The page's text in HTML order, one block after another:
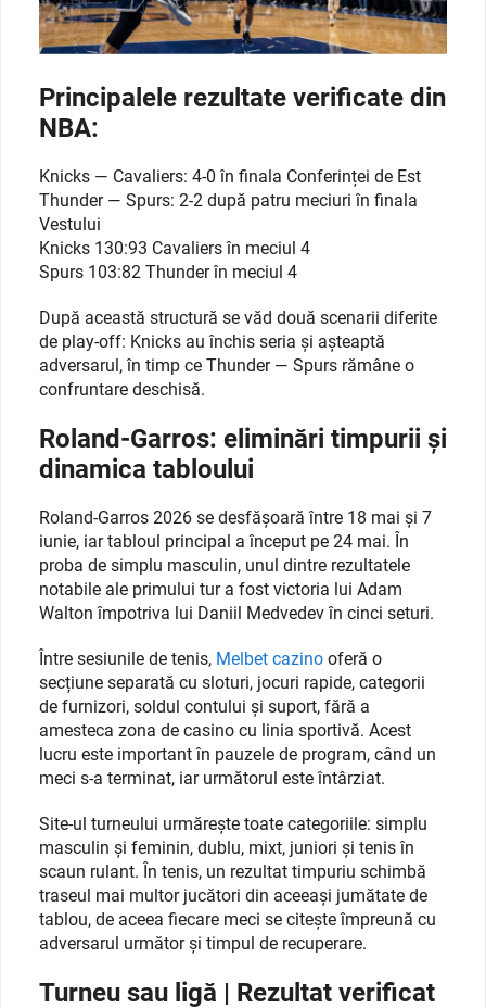
Principalele rezultate verificate din
NBA:
Knicks — Cavaliers: 4-0 în finala Conferinței de Est
Thunder — Spurs: 2-2 după patru meciuri în finala
Vestului
Knicks 130:93 Cavaliers în meciul 4
Spurs 103:82 Thunder în meciul 4
După această structură se văd două scenarii diferite
de play-off: Knicks au închis seria și așteaptă
adversarul, în timp ce Thunder — Spurs rămâne o
confruntare deschisă.
Roland-Garros: eliminări timpurii și
dinamica tabloului
Roland-Garros 2026 se desfășoară între 18 mai și 7
iunie, iar tabloul principal a început pe 24 mai. În
proba de simplu masculin, unul dintre rezultatele
notabile ale primului tur a fost victoria lui Adam
Walton împotriva lui Daniil Medvedev în cinci seturi.
Între sesiunile de tenis, Melbet cazino oferă o
secțiune separată cu sloturi, jocuri rapide, categorii
de furnizori, soldul contului și suport, fără a
amesteca zona de casino cu linia sportivă. Acest
lucru este important în pauzele de program, când un
meci s-a terminat, iar următorul este întârziat.
Site-ul turneului urmărește toate categoriile: simplu
masculin și feminin, dublu, mixt, juniori și tenis în
scaun rulant. În tenis, un rezultat timpuriu schimbă
traseul mai multor jucători din aceeași jumătate de
tablou, de aceea fiecare meci se citește împreună cu
adversarul următor și timpul de recuperare.
Turneu sau ligă | Rezultat verificat